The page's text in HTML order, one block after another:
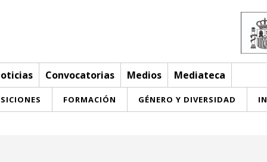
Convocatorias Medios Mediateca
FORMACIÓN GÉNERO Y DIVERSIDAD